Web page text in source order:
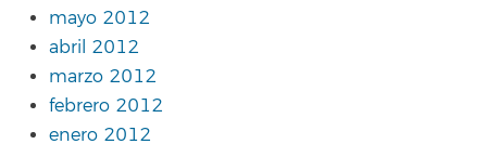
mayo 2012
abril 2012
marzo 2012
febrero 2012
enero 2012